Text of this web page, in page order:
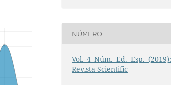
NÚMERO
Vol. 4 Núm. Ed. Esp. (2019):
Revista Scientific